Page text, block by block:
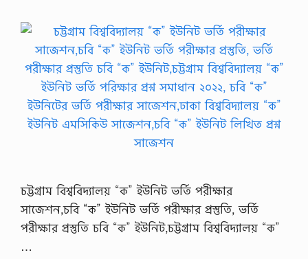
চট্টগ্রাম বিশ্ববিদ্যালয় “ক” ইউনিট ভর্তি পরীক্ষার
সাজেশন,চবি “ক” ইউনিট ভর্তি পরীক্ষার প্রস্তুতি, ভর্তি
পরীক্ষার প্রস্তুতি চবি “ক” ইউনিট,চট্টগ্রাম বিশ্ববিদ্যালয় “ক”
…